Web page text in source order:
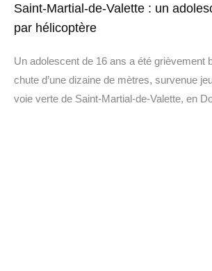
Saint-Martial-de-Valette : un
par hélicoptère
Un adolescent de 16 ans a été grièvement
chute d’une dizaine de mètres, survenue
voie verte de Saint-Martial-de-Valette, en